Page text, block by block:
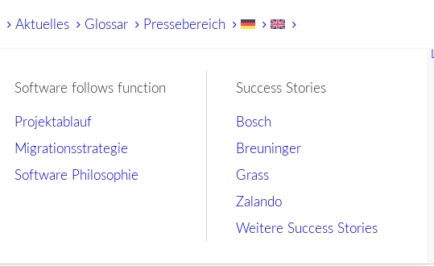
Aktuelles Glossar Pressebereich
Software follows function
Projektablauf
Migrationsstrategie
Software Philosophie
Success Stories
Bosch
Breuninger
Grass
Zalando
Weitere Success Stories